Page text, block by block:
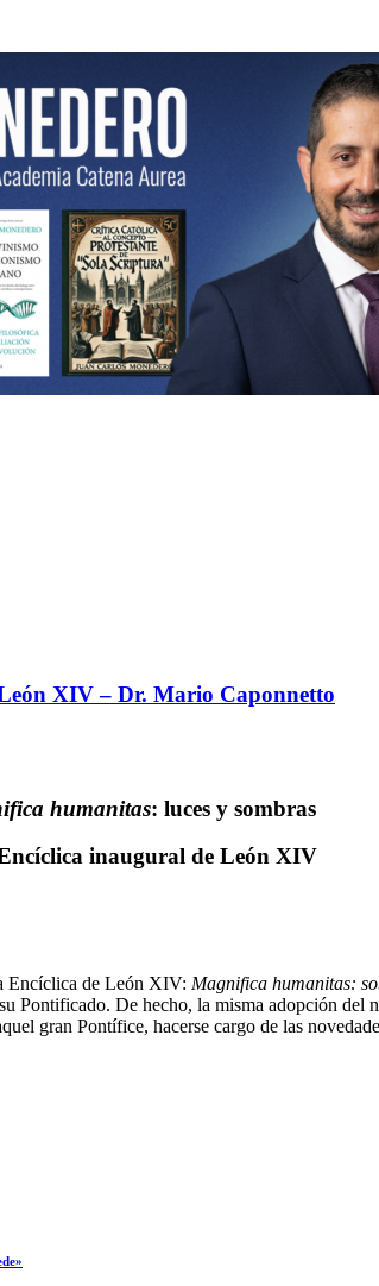
Catena Aurea
XIV – Dr. Mario Caponnetto
humanitas: luces y sombras
inaugural de León XIV
Encíclica de León XIV: Magnifica humanitas:
Pontificado. De hecho, la misma adopción
gran Pontífice, hacerse cargo de las